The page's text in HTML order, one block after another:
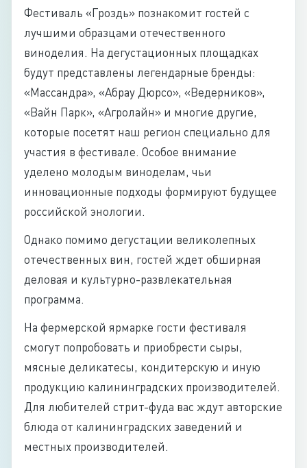
Фестиваль «Гроздь» познакомит гостей с
лучшими образцами отечественного
виноделия. На дегустационных площадках
будут представлены легендарные бренды:
«Массандра», «Абрау Дюрсо», «Ведерников»,
«Вайн Парк», «Агролайн» и многие другие,
которые посетят наш регион специально для
участия в фестивале. Особое внимание
уделено молодым виноделам, чьи
инновационные подходы формируют будущее
российской энологии.
Однако помимо дегустации великолепных
отечественных вин, гостей ждет обширная
деловая и культурно-развлекательная
программа.
На фермерской ярмарке гости фестиваля
смогут попробовать и приобрести сыры,
мясные деликатесы, кондитерскую и иную
продукцию калининградских производителей.
Для любителей стрит-фуда вас ждут авторские
блюда от калининградских заведений и
местных производителей.